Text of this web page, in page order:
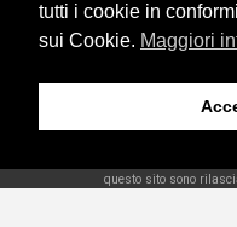
Vantaggi da
questo sito sono
tutti i cookie in
sui Cookie. Maggiori